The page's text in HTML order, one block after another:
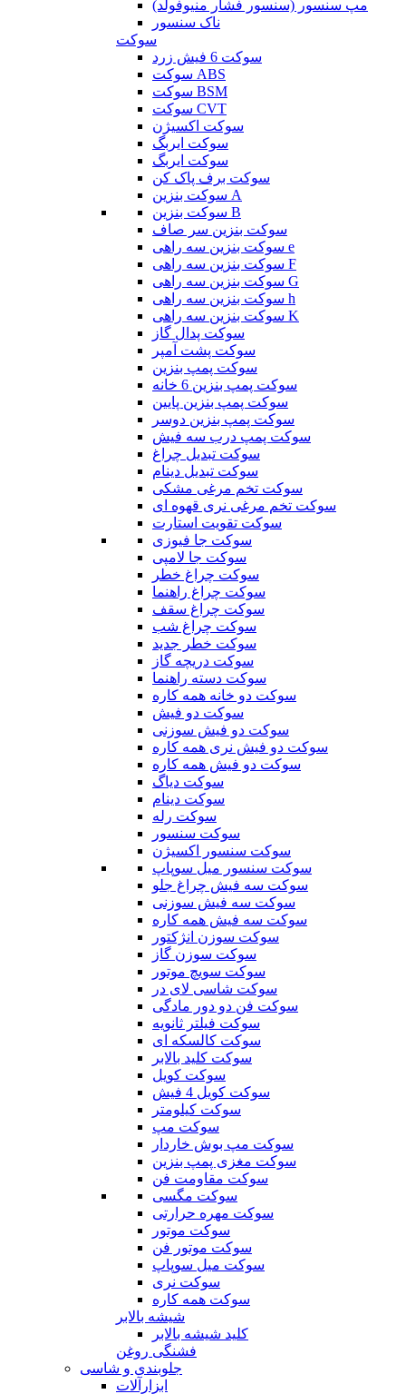
مپ سنسور (سنسور فشار منیوفولد)
ناک سنسور
سوکت
سوکت 6 فیش زرد
سوکت ABS
سوکت BSM
سوکت CVT
سوکت اکسیژن
سوکت ایربگ
سوکت ایربگ
سوکت برف پاک کن
سوکت بنزین A
سوکت بنزین B
سوکت بنزین سر صاف
سوکت بنزین سه راهی e
سوکت بنزین سه راهی F
سوکت بنزین سه راهی G
سوکت بنزین سه راهی h
سوکت بنزین سه راهی K
سوکت پدال گاز
سوکت پشت آمپر
سوکت پمپ بنزین
سوکت پمپ بنزین 6 خانه
سوکت پمپ بنزین پایین
سوکت پمپ بنزین دوسر
سوکت پمپ درب سه فیش
سوکت تبدیل چراغ
سوکت تبدیل دینام
سوکت تخم مرغی مشکی
سوکت تخم مرغی نری قهوه ای
سوکت تقویت استارت
سوکت جا فیوزی
سوکت جا لامپی
سوکت چراغ خطر
سوکت چراغ راهنما
سوکت چراغ سقف
سوکت چراغ شب
سوکت خطر جدید
سوکت دریچه گاز
سوکت دسته راهنما
سوکت دو خانه همه کاره
سوکت دو فیش
سوکت دو فیش سوزنی
سوکت دو فیش نری همه کاره
سوکت دو فیش همه کاره
سوکت دیاگ
سوکت دینام
سوکت رله
سوکت سنسور
سوکت سنسور اکسیژن
سوکت سنسور میل سوپاپ
سوکت سه فیش چراغ جلو
سوکت سه فیش سوزنی
سوکت سه فیش همه کاره
سوکت سوزن انژکتور
سوکت سوزن گاز
سوکت سویچ موتور
سوکت شاسی لای در
سوکت فن دو دور مادگی
سوکت فیلتر ثانویه
سوکت کالسکه ای
سوکت کلید بالابر
سوکت کویل
سوکت کویل 4 فیش
سوکت کیلومتر
سوکت مپ
سوکت مپ بوش خاردار
سوکت مغزی پمپ بنزین
سوکت مقاومت فن
سوکت مگسی
سوکت مهره حرارتی
سوکت موتور
سوکت موتور فن
سوکت میل سوپاپ
سوکت نری
سوکت همه کاره
شیشه بالابر
کلید شیشه بالابر
فشنگی روغن
جلوبندی و شاسی
ابزارآلات